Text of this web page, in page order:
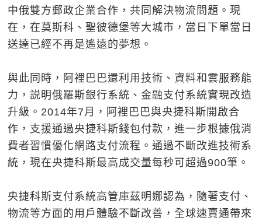
中俄雙方郵政企業合作，共同解決物流問題。現
在，在莫斯科、聖彼德堡等大城市，當日下單當日
送達已經不再是遙遠的夢想。
與此同時，阿裡巴巴還利用技術、資料和雲服務能
力，説明俄羅斯銀行系統、金融支付系統實現改造
升級。2014年7月，阿裡巴巴與央捷科斯開啟合
作，支援通過央捷科斯錢包付款，進一步根據俄消
費者習慣優化網路支付流程。通過不斷改進技術系
統，現在央捷科斯最高成交量每秒可超過900筆。
央捷科斯支付系統高管庫茲明娜認為，隨著支付、
物流等方面的用戶體驗不斷改善，全球速賣通帶來